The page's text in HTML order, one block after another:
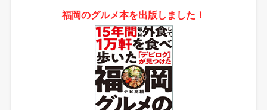
福岡のグルメ本を出版しました！